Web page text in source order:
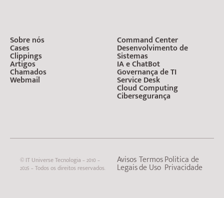
Sobre nós
Cases
Clippings
Artigos
Chamados
Webmail
Command Center
Desenvolvimento de
Sistemas
IA e ChatBot
Governança de TI
Service Desk
Cloud Computing
Cibersegurança
© IT Universe Tecnologia – 2010 –
2025 – Todos os direitos reservados.
Avisos
Legais
Termos
de Uso
Politica de
Privacidade